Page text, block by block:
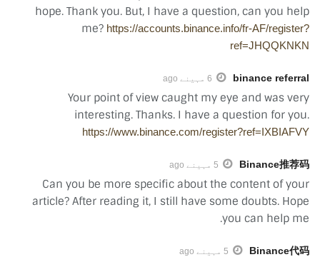
hope. Thank you. But, I have a question, can you help
me? https://accounts.binance.info/fr-AF/register?
ref=JHQQKNKN
binance referral 6 مہینے ago
Your point of view caught my eye and was very
interesting. Thanks. I have a question for you.
https://www.binance.com/register?ref=IXBIAFVY
Binance推荐码 5 مہینے ago
Can you be more specific about the content of your
article? After reading it, I still have some doubts. Hope
you can help me.
Binance代码 5 مہینے ago